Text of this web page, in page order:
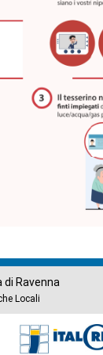
di Ravenna
Locali